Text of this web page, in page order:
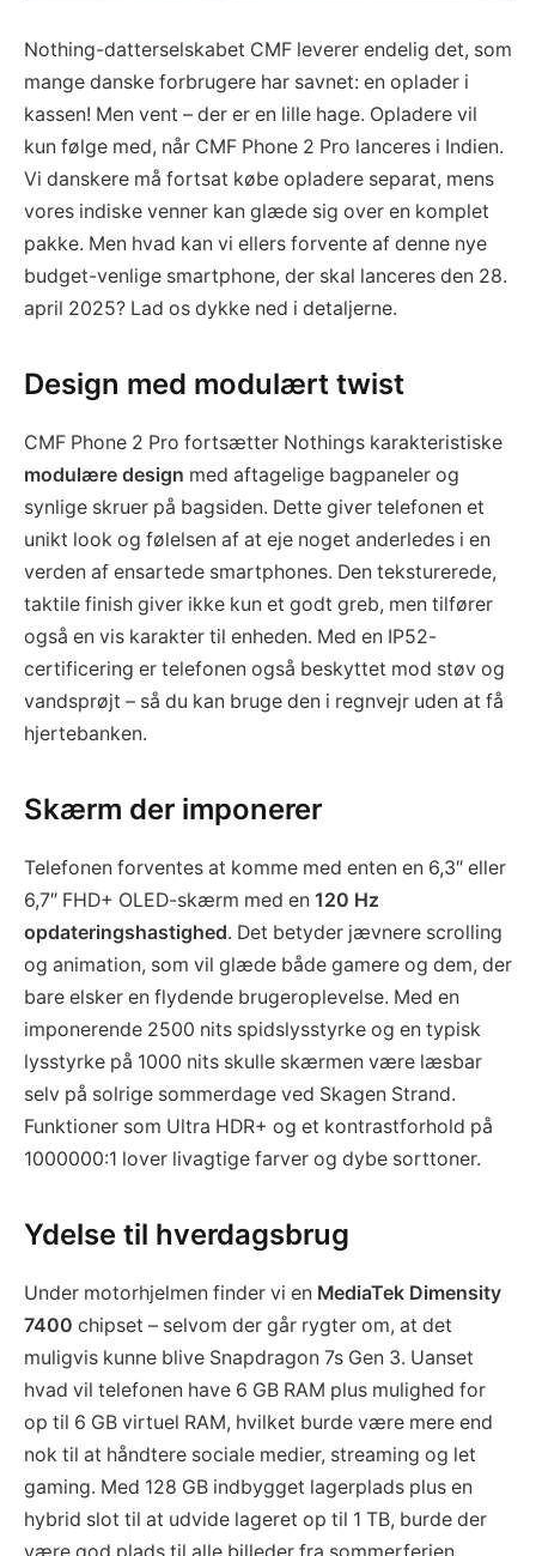
Nothing-datterselskabet CMF leverer endelig det, som
mange danske forbrugere har savnet: en oplader i
kassen! Men vent – der er en lille hage. Opladere vil
kun følge med, når CMF Phone 2 Pro lanceres i Indien.
Vi danskere må fortsat købe opladere separat, mens
vores indiske venner kan glæde sig over en komplet
pakke. Men hvad kan vi ellers forvente af denne nye
budget-venlige smartphone, der skal lanceres den 28.
april 2025? Lad os dykke ned i detaljerne.
Design med modulært twist
CMF Phone 2 Pro fortsætter Nothings karakteristiske
modulære design med aftagelige bagpaneler og
synlige skruer på bagsiden. Dette giver telefonen et
unikt look og følelsen af at eje noget anderledes i en
verden af ensartede smartphones. Den teksturerede,
taktile finish giver ikke kun et godt greb, men tilfører
også en vis karakter til enheden. Med en IP52-
certificering er telefonen også beskyttet mod støv og
vandsprøjt – så du kan bruge den i regnvejr uden at få
hjertebanken.
Skærm der imponerer
Telefonen forventes at komme med enten en 6,3″ eller
6,7″ FHD+ OLED-skærm med en 120 Hz
opdateringshastighed. Det betyder jævnere scrolling
og animation, som vil glæde både gamere og dem, der
bare elsker en flydende brugeroplevelse. Med en
imponerende 2500 nits spidslysstyrke og en typisk
lysstyrke på 1000 nits skulle skærmen være læsbar
selv på solrige sommerdage ved Skagen Strand.
Funktioner som Ultra HDR+ og et kontrastforhold på
1000000:1 lover livagtige farver og dybe sorttoner.
Ydelse til hverdagsbrug
Under motorhjelmen finder vi en MediaTek Dimensity
7400 chipset – selvom der går rygter om, at det
muligvis kunne blive Snapdragon 7s Gen 3. Uanset
hvad vil telefonen have 6 GB RAM plus mulighed for
op til 6 GB virtuel RAM, hvilket burde være mere end
nok til at håndtere sociale medier, streaming og let
gaming. Med 128 GB indbygget lagerplads plus en
hybrid slot til at udvide lageret op til 1 TB, burde der